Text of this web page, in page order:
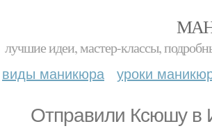
лучшие идеи, мастер-классы,
виды маникюра уроки
Отправили Ксюшу в